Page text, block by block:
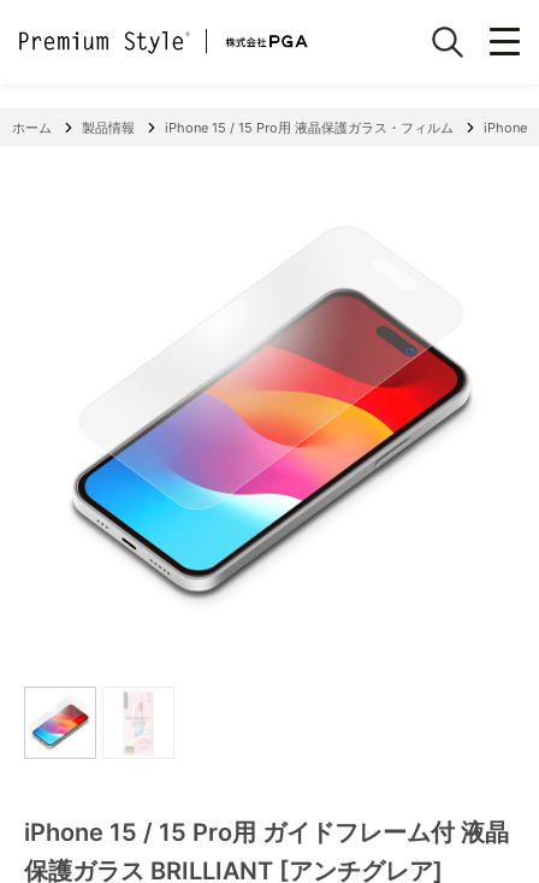
ホーム 製品情報 iPhone 15 / 15 Pro用 液晶保護ガラス・フィルム iPhone
iPhone 15 / 15 Pro用 ガイドフレーム付 液晶
保護ガラス BRILLIANT [アンチグレア]